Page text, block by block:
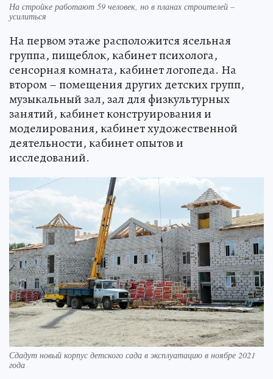
На стройке работают 59 человек, но в планах строителей –
усилиться
На первом этаже расположится ясельная
группа, пищеблок, кабинет психолога,
сенсорная комната, кабинет логопеда. На
втором – помещения других детских групп,
музыкальный зал, зал для физкультурных
занятий, кабинет конструирования и
моделирования, кабинет художественной
деятельности, кабинет опытов и
исследований.
Сдадут новый корпус детского сада в эксплуатацию в ноябре 2021
года